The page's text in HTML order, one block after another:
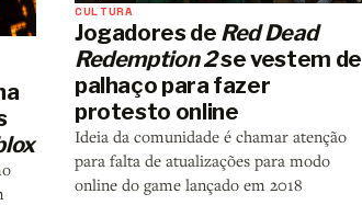
CULTURA
Jogadores de Red Dead
Redemption 2se vestem de
palhaço para fazer
protesto online
Ideia da comunidade é chamar atenção
para falta de atualizações para modo
online do game lançado em 2018